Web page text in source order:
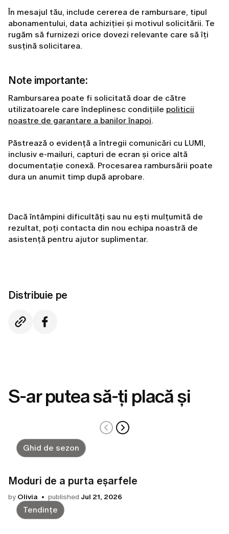
În mesajul tău, include cererea de rambursare, tipul
abonamentului, data achiziției și motivul solicitării. Te
rugăm să furnizezi orice dovezi relevante care să îți
susțină solicitarea.
Note importante:
Rambursarea poate fi solicitată doar de către
utilizatoarele care îndeplinesc condițiile politicii
noastre de garantare a banilor înapoi.
Păstrează o evidență a întregii comunicări cu LUMI,
inclusiv e-mailuri, capturi de ecran și orice altă
documentație conexă. Procesarea rambursării poate
dura un anumit timp după aprobare.
Dacă întâmpini dificultăți sau nu ești mulțumită de
rezultat, poți contacta din nou echipa noastră de
asistență pentru ajutor suplimentar.
Distribuie pe
S-ar putea să-ți placă și
Ghid de sezon
Moduri de a purta eșarfele
by Olivia published Jul 21, 2026
Tendințe